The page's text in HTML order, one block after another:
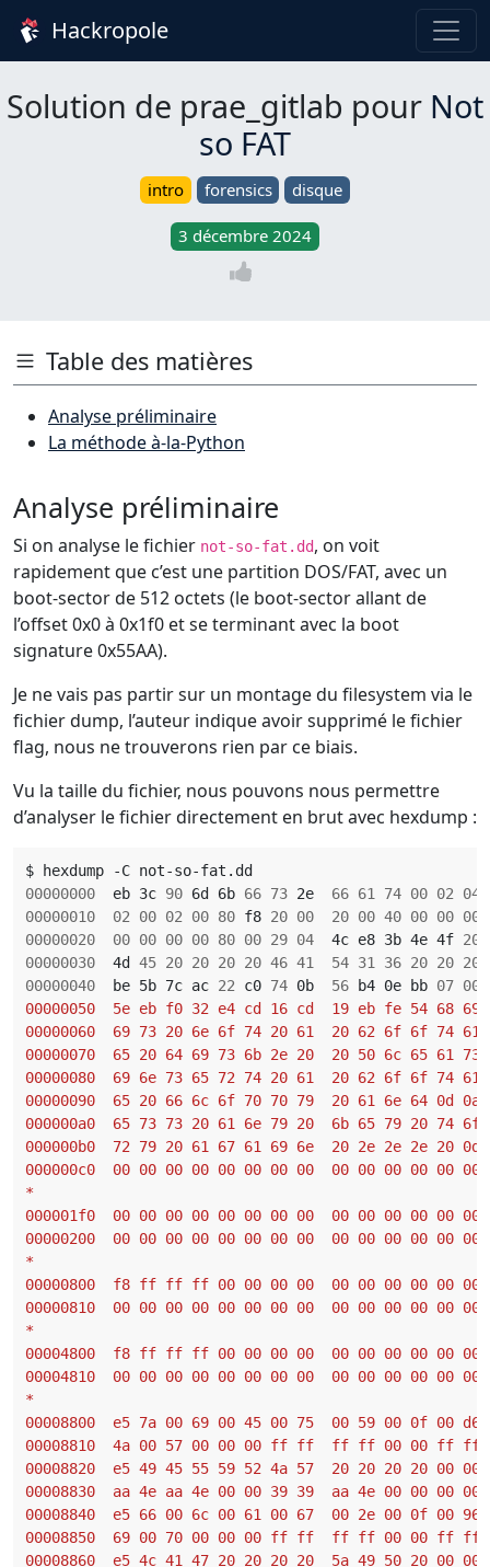
Hackropole
Solution de prae_gitlab pour Not
so FAT
intro forensics disque
3 décembre 2024
Table des matières
Analyse préliminaire
La méthode à-la-Python
Analyse préliminaire
Si on analyse le fichier not-so-fat.dd, on voit
rapidement que c’est une partition DOS/FAT, avec un
boot-sector de 512 octets (le boot-sector allant de
l’offset 0x0 à 0x1f0 et se terminant avec la boot
signature 0x55AA).
Je ne vais pas partir sur un montage du filesystem via le
fichier dump, l’auteur indique avoir supprimé le fichier
flag, nous ne trouverons rien par ce biais.
Vu la taille du fichier, nous pouvons nous permettre
d’analyser le fichier directement en brut avec hexdump :
00000000
  eb 3c
90 6d 6b 66 73 2e 66 61 74 00 02 04
00000010
02 00 02 00 80 f8 20 00 20 00 40 00 00 00
00000020
00 00 00 00 80 00 29 04
  4c e8 3b 4e 4f
20
00000030
  4d
45 20 20 20 20 46 41 54 31 36 20 20 20
00000040
  be 5b 7c ac
22 c0 74 0b 56 b4 0e bb 07 00